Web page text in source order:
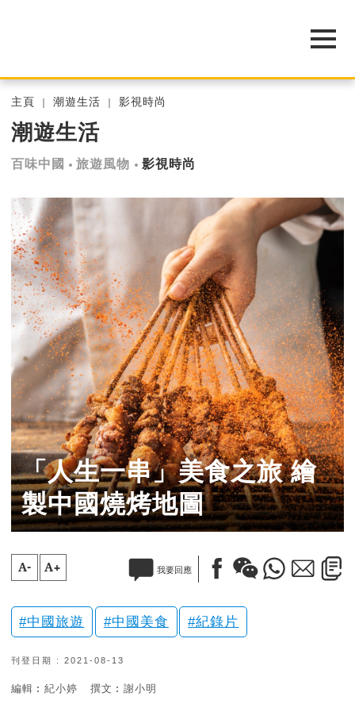
主頁 潮遊生活 影視時尚
潮遊生活
百味中國 旅遊風物 影視時尚
「人生一串」美食之旅 繪
製中國燒烤地圖
A- A+ 我要回應
中國旅遊 中國美食 紀錄片
刊登日期 : 2021-08-13
編輯︰紀小婷 撰文︰謝小明